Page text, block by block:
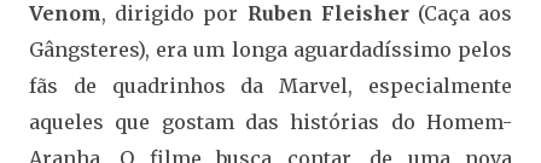
Venom, dirigido por Ruben Fleisher(Caça aos
Gângsteres), era um longa aguardadíssimo pelos
fãs de quadrinhos da Marvel, especialmente
aqueles que gostam das histórias do Homem-
Aranha. O filme busca contar, de uma nova